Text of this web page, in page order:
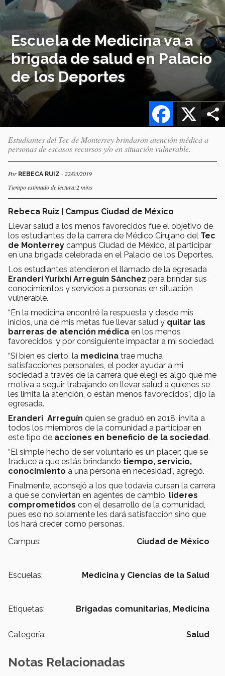
Escuela de Medicina va a
brigada de salud en Palacio
de los Deportes
X
Facebook
Estudiantes del Tec de Monterrey brindaron atención médica a
personas de escasos recursos y/o en situación vulnerable.
Por REBECA RUIZ - 22/03/2019
Tiempo estimado de lectura:2 mins
Rebeca Ruiz | Campus Ciudad de México
Llevar salud a los menos favorecidos fue el objetivo de
los estudiantes de la carrera de Médico Cirujano del Tec
de Monterrey campus Ciudad de México, al participar
en una brigada celebrada en el Palacio de los Deportes.
Los estudiantes atendieron el llamado de la egresada
Eranderi Yurixhi Arreguín Sánchez para brindar sus
conocimientos y servicios a personas en situación
vulnerable.
“En la medicina encontré la respuesta y desde mis
inicios, una de mis metas fue llevar salud y quitar las
barreras de atención médica en los menos
favorecidos, y por consiguiente impactar a mi sociedad.
“Si bien es cierto, la medicina trae mucha
satisfacciones personales, el poder ayudar a mi
sociedad a través de la carrera que elegí es algo que me
motiva a seguir trabajando en llevar salud a quienes se
les limita la atención, o están menos favorecidos”, dijo la
egresada.
Eranderi Arreguín quien se graduó en 2018, invita a
todos los miembros de la comunidad a participar en
este tipo de acciones en beneficio de la sociedad.
“El simple hecho de ser voluntario es un placer; que se
traduce a que estás brindando tiempo, servicio,
conocimiento a una persona en necesidad”, agregó.
Finalmente, aconsejó a los que todavía cursan la carrera
a que se conviertan en agentes de cambio, líderes
comprometidos con el desarrollo de la comunidad,
pues eso no solamente les dará satisfacción sino que
los hará crecer como personas.
Campus:
Ciudad de México
Escuelas: Medicina y Ciencias de la Salud
Etiquetas: Brigadas comunitarias, Medicina
Categoría: Salud
Notas Relacionadas